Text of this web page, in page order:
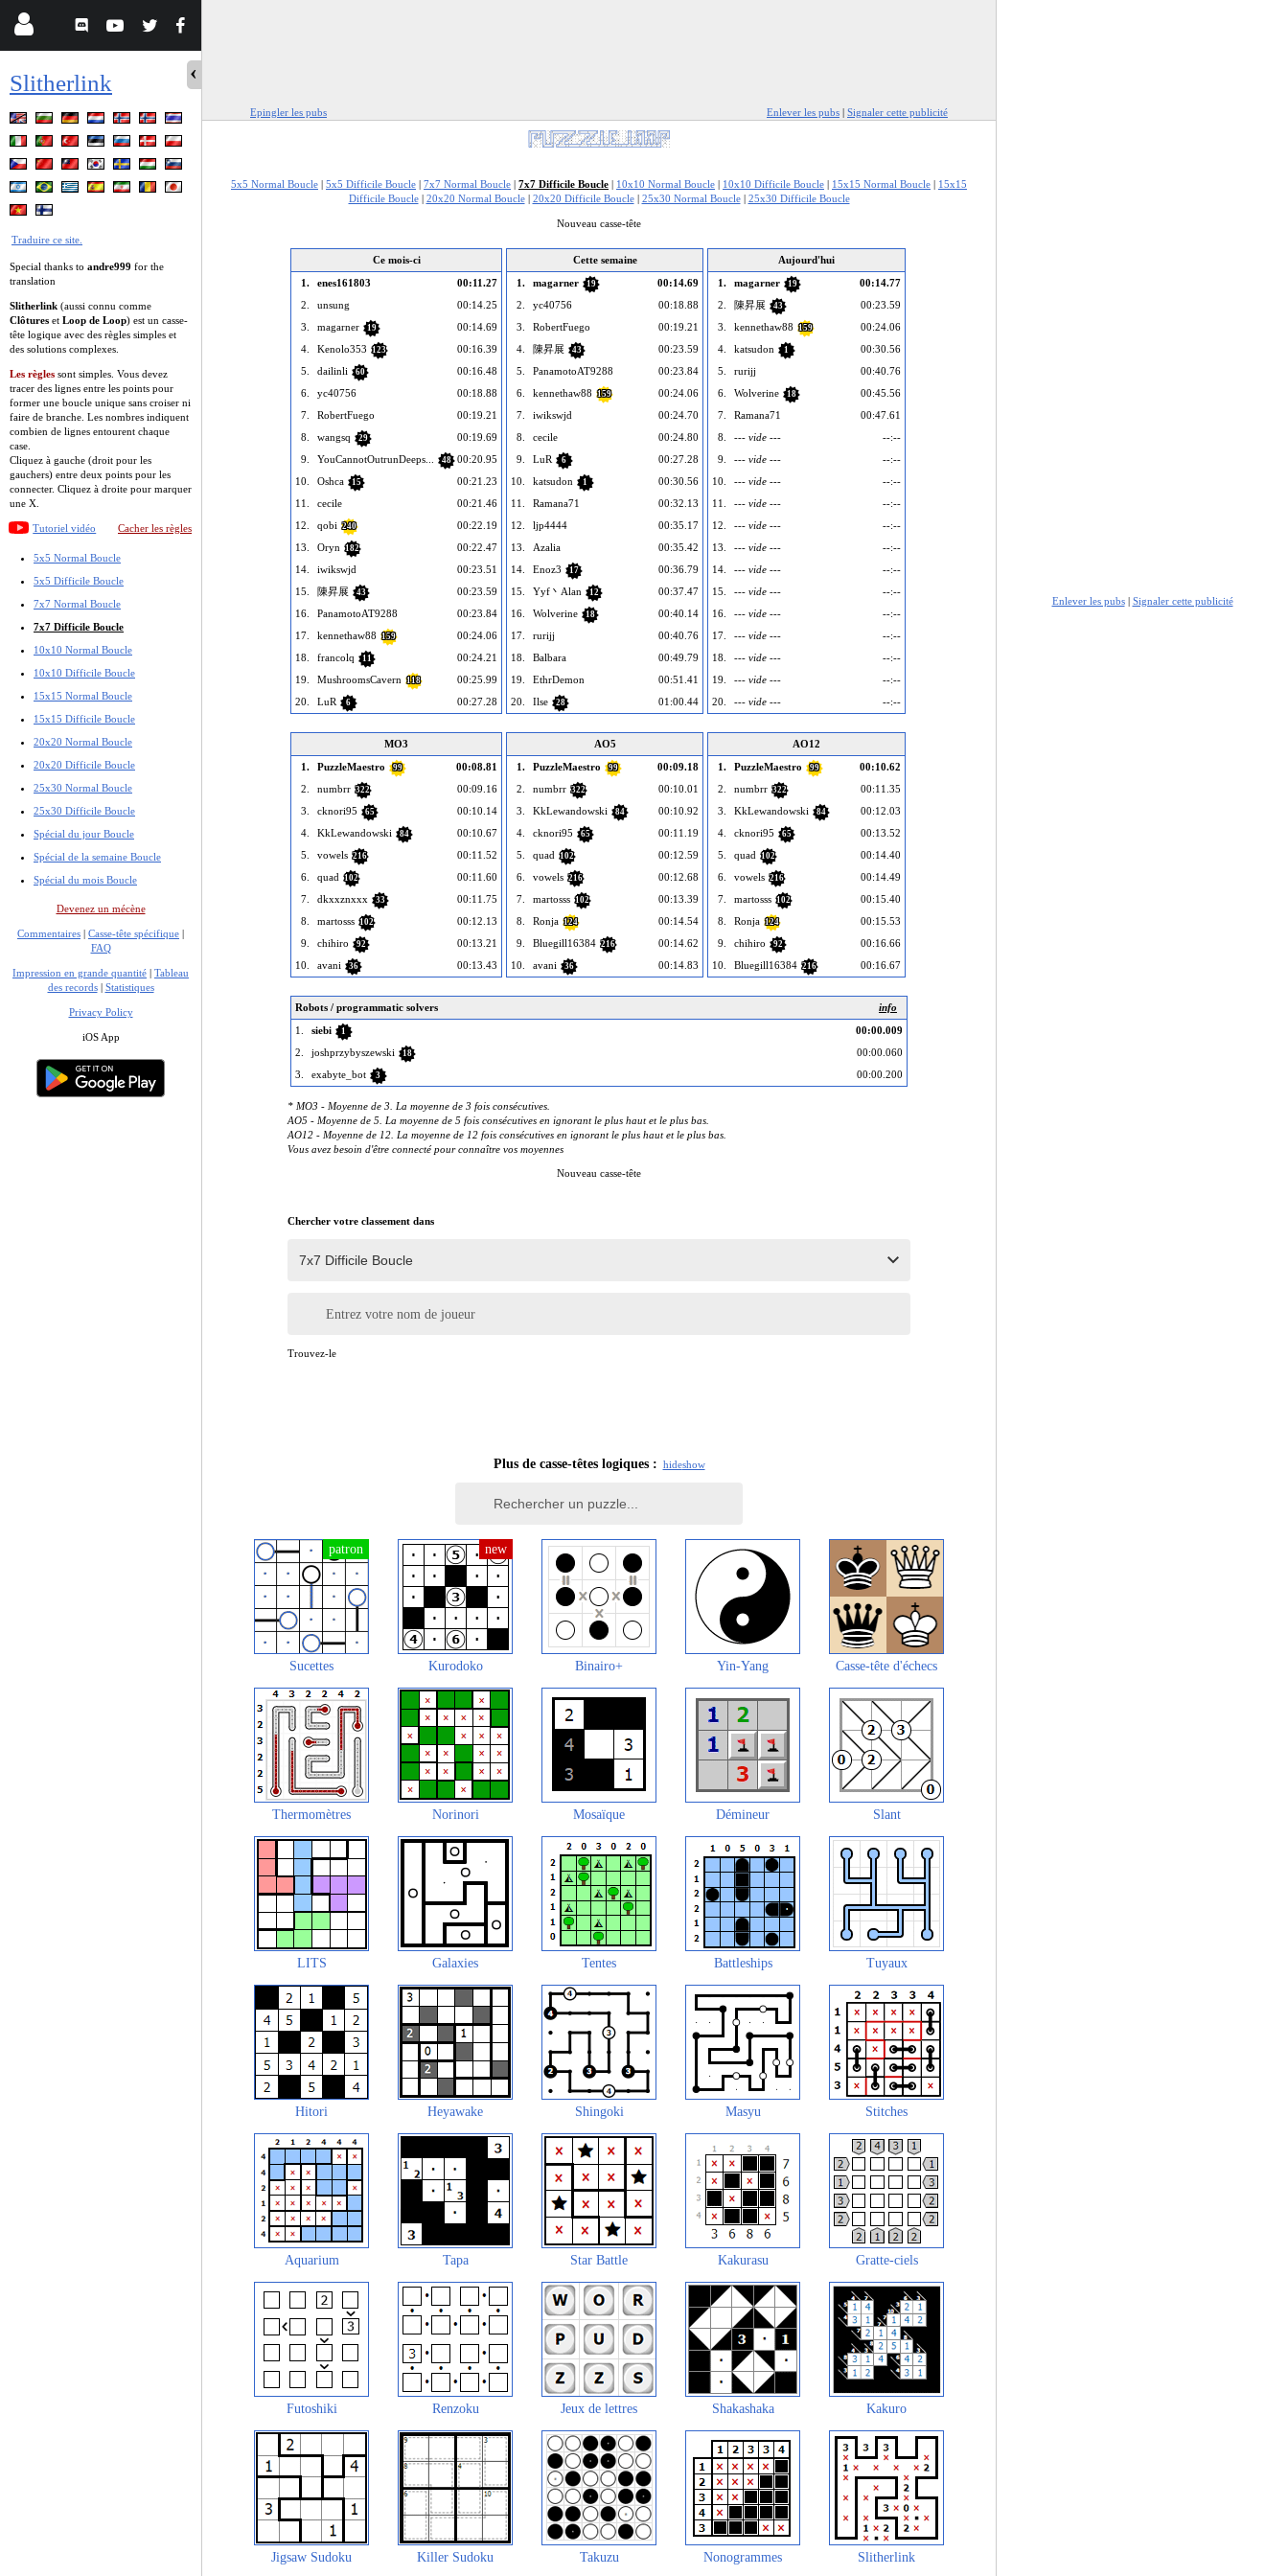
Slitherlink
Traduire ce site.
Special thanks to andre999 for the
translation
Slitherlink (aussi connu comme
Clôtures et Loop de Loop) est un casse-
tête logique avec des règles simples et
des solutions complexes.
Les règles sont simples. Vous devez
tracer des lignes entre les points pour
former une boucle unique sans croiser ni
faire de branche. Les nombres indiquent
combien de lignes entourent chaque
case.
Cliquez à gauche (droit pour les
gauchers) entre deux points pour les
connecter. Cliquez à droite pour marquer
une X.
Tutoriel vidéo Cacher les règles
5x5 Normal Boucle
5x5 Difficile Boucle
7x7 Normal Boucle
7x7 Difficile Boucle
10x10 Normal Boucle
10x10 Difficile Boucle
15x15 Normal Boucle
15x15 Difficile Boucle
20x20 Normal Boucle
20x20 Difficile Boucle
25x30 Normal Boucle
25x30 Difficile Boucle
Spécial du jour Boucle
Spécial de la semaine Boucle
Spécial du mois Boucle
Devenez un mécène
Commentaires | Casse-tête spécifique |
FAQ
Impression en grande quantité | Tableau
des records| Statistiques
Privacy Policy
iOS App
Epingler les pubs Enlever les pubs | Signaler cette publicité
5x5 Normal Boucle | 5x5 Difficile Boucle | 7x7 Normal Boucle | 7x7 Difficile Boucle | 10x10 Normal Boucle | 10x10 Difficile Boucle | 15x15 Normal Boucle | 15x15
Difficile Boucle| 20x20 Normal Boucle| 20x20 Difficile Boucle| 25x30 Normal Boucle| 25x30 Difficile Boucle
Nouveau casse-tête
Ce mois-ci
1.
enes161803
00:11.27
2.
unsung
00:14.25
3.
magarner 19
00:14.69
4.
Kenolo353 123
00:16.39
5.
dailinli 60
00:16.48
6.
yc40756
00:18.88
7.
RobertFuego
00:19.21
8.
wangsq 29
00:19.69
9.
YouCannotOutrunDeeps... 48
00:20.95
10.
Oshca 15
00:21.23
11.
cecile
00:21.46
12.
qobi 240
00:22.19
13.
Oryn 182
00:22.47
14.
iwikswjd
00:23.51
15.
陳昇展 43
00:23.59
16.
PanamotoAT9288
00:23.84
17.
kennethaw88 159
00:24.06
18.
francolq 11
00:24.21
19.
MushroomsCavern 118
00:25.99
20.
LuR 6 00:27.28
Cette semaine
1.
magarner 19
00:14.69
2.
yc40756
00:18.88
3.
RobertFuego
00:19.21
4.
陳昇展 43
00:23.59
5.
PanamotoAT9288
00:23.84
6.
kennethaw88 159
00:24.06
7.
iwikswjd
00:24.70
8.
cecile
00:24.80
9.
LuR 6
00:27.28
10.
katsudon 1
00:30.56
11.
Ramana71
00:32.13
12.
ljp4444
00:35.17
13.
Azalia
00:35.42
14.
Enoz3 17
00:36.79
15.
Yyf丶Alan 12
00:37.47
16.
Wolverine 18
00:40.14
17.
rurijj
00:40.76
18.
Balbara
00:49.79
19.
EthrDemon
00:51.41
20.
Ilse 28 01:00.44
Aujourd'hui
1.
magarner 19
00:14.77
2.
陳昇展 43
00:23.59
3.
kennethaw88 159
00:24.06
4.
katsudon 1
00:30.56
5.
rurijj
00:40.76
6.
Wolverine 18
00:45.56
7.
Ramana71
00:47.61
8.
--- vide ---
--:--
9.
--- vide ---
--:--
10.
--- vide ---
--:--
11.
--- vide ---
--:--
12.
--- vide ---
--:--
13.
--- vide ---
--:--
14.
--- vide ---
--:--
15.
--- vide ---
--:--
16.
--- vide ---
--:--
17.
--- vide ---
--:--
18.
--- vide ---
--:--
19.
--- vide ---
--:--
20.
--- vide --- --:--
MO3
1.
PuzzleMaestro 99
00:08.81
2.
numbrr 322
00:09.16
3.
cknori95 65
00:10.14
4.
KkLewandowski 84
00:10.67
5.
vowels 216
00:11.52
6.
quad 102
00:11.60
7.
dkxxznxxx 33
00:11.75
8.
martosss 102
00:12.13
9.
chihiro 92
00:13.21
10.
avani 36 00:13.43
AO5
1.
PuzzleMaestro 99
00:09.18
2.
numbrr 322
00:10.01
3.
KkLewandowski 84
00:10.92
4.
cknori95 65
00:11.19
5.
quad 102
00:12.59
6.
vowels 216
00:12.68
7.
martosss 102
00:13.39
8.
Ronja 124
00:14.54
9.
Bluegill16384 216
00:14.62
10.
avani 36 00:14.83
AO12
1.
PuzzleMaestro 99
00:10.62
2.
numbrr 322
00:11.35
3.
KkLewandowski 84
00:12.03
4.
cknori95 65
00:13.52
5.
quad 102
00:14.40
6.
vowels 216
00:14.49
7.
martosss 102
00:15.40
8.
Ronja 124
00:15.53
9.
chihiro 92
00:16.66
10.
Bluegill16384 216 00:16.67
Robots / programmatic solvers
info
1.
siebi 1
00:00.009
2.
joshprzybyszewski 18
00:00.060
3.
exabyte_bot 3 00:00.200
* MO3 - Moyenne de 3. La moyenne de 3 fois consécutives.
AO5 - Moyenne de 5. La moyenne de 5 fois consécutives en ignorant le plus haut et le plus bas.
AO12 - Moyenne de 12. La moyenne de 12 fois consécutives en ignorant le plus haut et le plus bas.
Vous avez besoin d'être connecté pour connaître vos moyennes
Nouveau casse-tête
Chercher votre classement dans
Entrez votre nom de joueur
Trouvez-le
Plus de casse-têtes logiques : hideshow
Sucettes Kurodoko Binairo+ Yin-Yang Casse-tête d'échecs
Thermomètres Norinori Mosaïque Démineur Slant
LITS Galaxies Tentes Battleships Tuyaux
Hitori Heyawake Shingoki Masyu Stitches
Aquarium Tapa Star Battle Kakurasu Gratte-ciels
Futoshiki Renzoku Jeux de lettres Shakashaka Kakuro
Jigsaw Sudoku Killer Sudoku Takuzu Nonogrammes Slitherlink
Enlever les pubs| Signaler cette publicité